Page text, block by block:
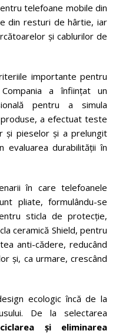
telefoane mobile din
din resturi de hârtie, iar
și cablurilor de
importante pentru
a înființat un
pentru a simula
a efectuat teste
și pieselor și a prelungit
durabilității în
în care telefoanele
pliate, formulându-se
sticla de protecție,
ceramică Shield, pentru
anti-cădere, reducând
și, ca urmare, crescând
ecologic încă de la
De la selectarea
și eliminarea